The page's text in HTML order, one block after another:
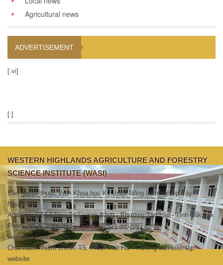
Agricultural news
ADVERTISEMENT
[:vi]
[:]
WESTERN HIGHLANDS AGRICULTURE AND FORESTRY
SCIENCE INSTITUTE (WASI)
Bản quyền thuộc Viện Khoa học Kỹ thuật Nông Lâm nghiệp Tây
Nguyên.
Address: Số 53 Nguyễn Lương Bằng - Phường Tân Lập - Tỉnh Đắk Lắk
Phone: (0262).3862605 – Fax : (0262).3862097 Email:
viennlntn@gmail.com
Chịu trách nhiệm chính: TS. Phan Việt Hà - Trưởng ban biên tập
website